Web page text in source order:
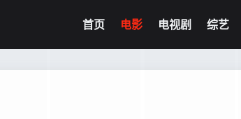
首页 电影 电视剧 综艺